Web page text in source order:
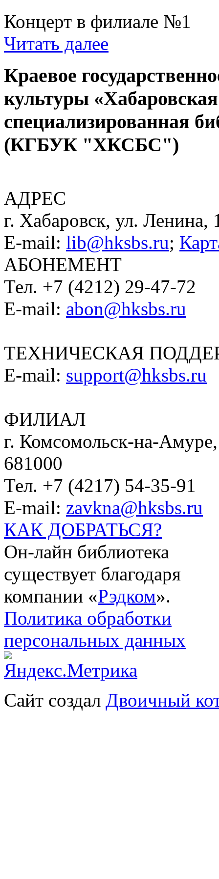
Концерт в филиале №1
Читать далее
Краевое
культуры
специализированная
(КГБУК "ХКСБС")
АДРЕС
г. Хабаровск, ул. Ленина,
E-mail: lib@hksbs.ru;
АБОНЕМЕНТ
Тел. +7 (4212) 29-47-72
E-mail: abon@hksbs.ru
ТЕХНИЧЕСКАЯ
E-mail: support@hksbs.ru
ФИЛИАЛ
г. Комсомольск-на-
681000
Тел. +7 (4217) 54-35-91
E-mail: zavkna@hksbs.ru
КАК ДОБРАТЬСЯ?
Он-лайн библиотека
существует благодаря
компании «Рэдком».
Политика обработки
персональных данных
Сайт создал Двоичный